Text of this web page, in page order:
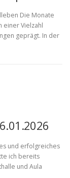
Die Monate
einer Vielzahl
geprägt. In der
und erfolgreiches
ich bereits
und Aula